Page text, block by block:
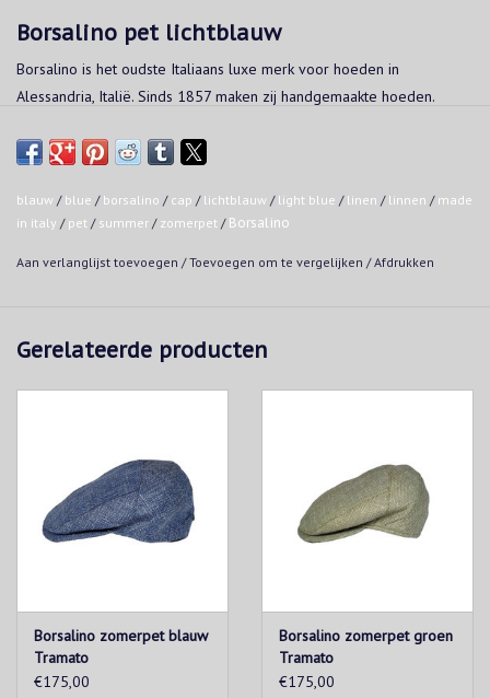
Borsalino pet lichtblauw
Borsalino is het oudste Italiaans luxe merk voor hoeden in
Alessandria, Italië. Sinds 1857 maken zij handgemaakte hoeden.
100% linnen
blauw / blue / borsalino / cap / lichtblauw / light blue / linen / linnen / made
in italy / pet / summer / zomerpet / Borsalino
Aan verlanglijst toevoegen /Toevoegen om te vergelijken /Afdrukken
Gerelateerde producten
Borsalino zomerpet blauw
Tramato
€175,00
Borsalino zomerpet groen
Tramato
€175,00